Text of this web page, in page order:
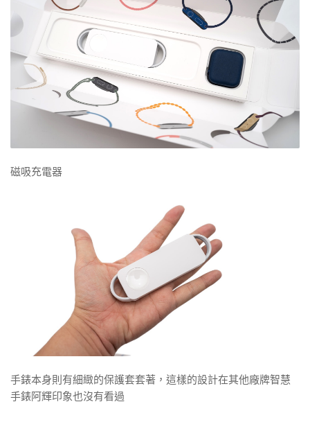
磁吸充電器
手錶本身則有細緻的保護套套著，這樣的設計在其他廠牌智慧
手錶阿輝印象也沒有看過